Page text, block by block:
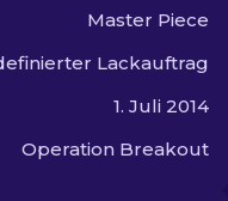
Master Piece
Lackauftrag
1. Juli 2014
Operation Breakout